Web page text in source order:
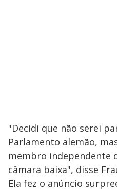
"Decidi que não serei
Parlamento alemão,
membro independente
câmara baixa", disse
Ela fez o anúncio